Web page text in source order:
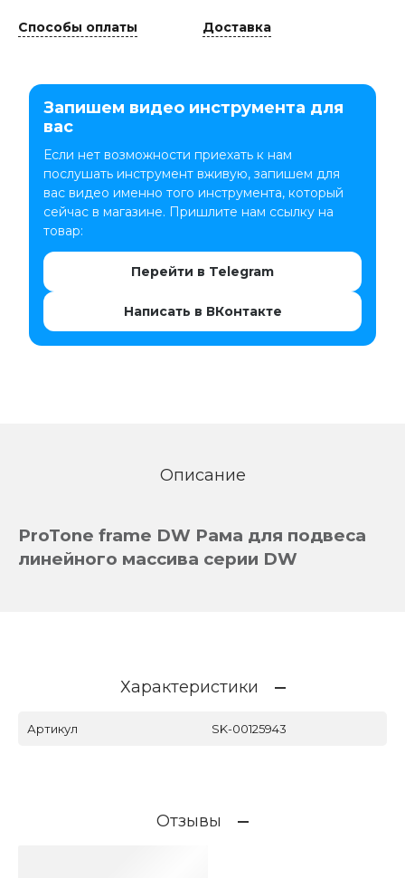
Способы оплаты Доставка
Запишем видео инструмента для
вас
Если нет возможности приехать к нам
послушать инструмент вживую, запишем для
вас видео именно того инструмента, который
сейчас в магазине. Пришлите нам ссылку на
товар:
Перейти в Telegram
Написать в ВКонтакте
Описание
ProTone frame DW Рама для подвеса
линейного массива серии DW
Характеристики
Артикул SK-00125943
Отзывы